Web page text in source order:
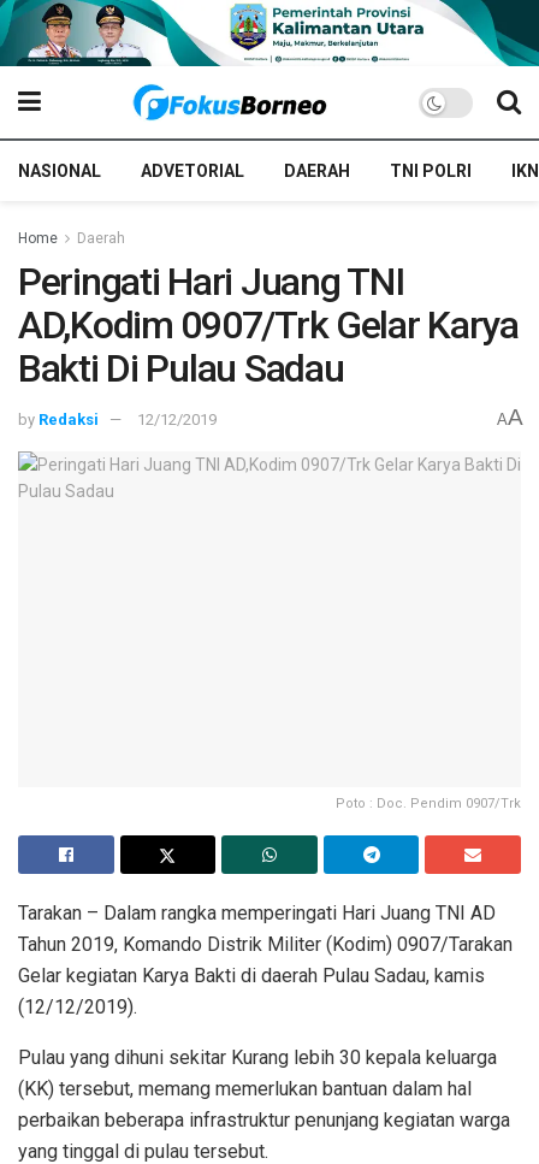
NASIONAL ADVETORIAL DAERAH TNI POLRI IKN
Home Daerah
Peringati Hari Juang TNI
AD,Kodim 0907/Trk Gelar Karya
Bakti Di Pulau Sadau
by Redaksi 12/12/2019 AA
Poto : Doc. Pendim 0907/Trk
Tarakan – Dalam rangka memperingati Hari Juang TNI AD
Tahun 2019, Komando Distrik Militer (Kodim) 0907/Tarakan
Gelar kegiatan Karya Bakti di daerah Pulau Sadau, kamis
(12/12/2019).
Pulau yang dihuni sekitar Kurang lebih 30 kepala keluarga
(KK) tersebut, memang memerlukan bantuan dalam hal
perbaikan beberapa infrastruktur penunjang kegiatan warga
yang tinggal di pulau tersebut.